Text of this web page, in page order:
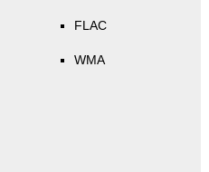
FLAC
WMA